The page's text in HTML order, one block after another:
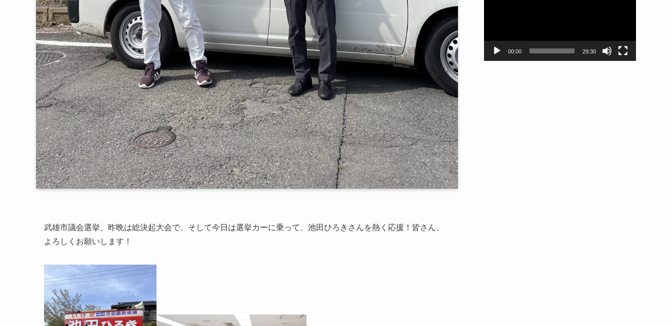
武雄市議会選挙、昨晩は総決起大会で、そして今日は選挙カーに乗って、池田ひろきさんを熱く応援！皆さん、
よろしくお願いします！
00:00 29:30